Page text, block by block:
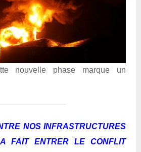
nouvelle phase marque un
NOS INFRASTRUCTURES
A FAIT ENTRER LE CONFLIT